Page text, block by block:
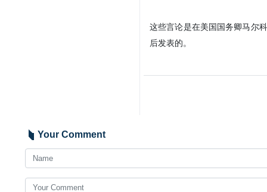
这些言论是在美国国务卿马尔
后发表的。
Your Comment